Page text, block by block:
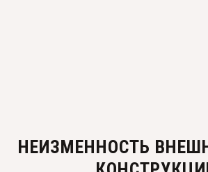
НЕИЗМЕННОСТЬ